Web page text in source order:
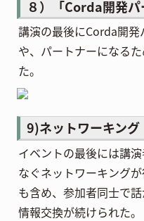
８）「Corda開発パ
講演の最後にCorda開
や、パートナーになる
た。
9)ネットワーキング
イベントの最後には講
なぐネットワーキング
も含め、参加者同士で
情報交換が続けられた。